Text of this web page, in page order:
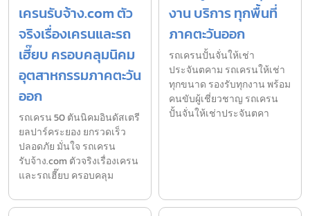
เครนรับจ้าง.com ตัว
จริงเรื่องเครนและรถ
เฮี๊ยบ ครอบคลุมนิคม
อุตสาหกรรมภาคตะวัน
ออก
รถเครน 50 ตันนิคมอินดัสเตรี
ยลปาร์คระยอง ยกรวดเร็ว
ปลอดภัย มั่นใจ รถเครน
รับจ้าง.com ตัวจริงเรื่องเครน
และรถเฮี๊ยบ ครอบคลุม
งาน บริการ ทุกพื้นที่
ภาคตะวันออก
รถเครนปั้นจั่นให้เช่า
ประจันตคาม รถเครนให้เช่า
ทุกขนาด รองรับทุกงาน พร้อม
คนขับผู้เชี่ยวชาญ รถเครน
ปั้นจั่นให้เช่าประจันตคา